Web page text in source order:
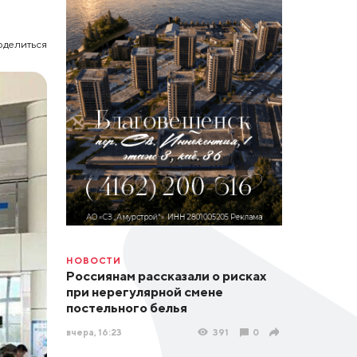
НОВОСТИ
Россиянам рассказали о рисках
при нерегулярной смене
постельного белья
вчера, 16:23 391 0